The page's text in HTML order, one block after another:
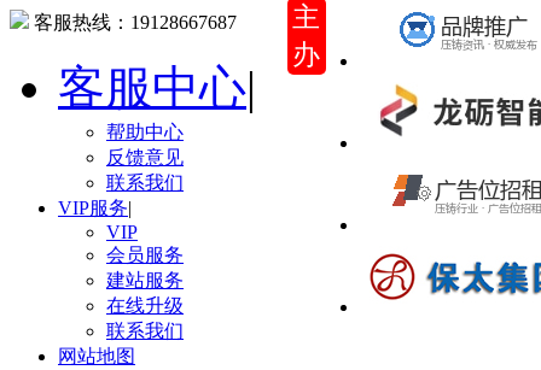
客服热线： 19128667687
客服中心|
帮助中心
反馈意见
联系我们
VIP服务|
VIP
会员服务
建站服务
在线升级
联系我们
网站地图
主
办